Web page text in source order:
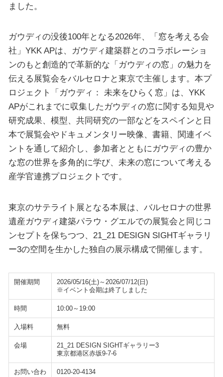
ました。
ガウディの没後100年となる2026年、「窓を考える会
社」YKK APは、ガウディ建築群とのコラボレーショ
ンのもと創造的で革新的な「ガウディの窓」の魅力を
伝える展覧会をバルセロナと東京で主催します。本プ
ロジェクト「ガウディ： 未来をひらく窓」は、YKK
APがこれまでに収集したガウディの窓に関する知見や
研究成果、模型、共同研究の一部などをスペインと日
本で展覧会やドキュメンタリー映像、書籍、関連イベ
ントを通して紹介し、参加者とともにガウディの豊か
な窓の世界を多角的に学び、未来の窓について考える
産学官連携プロジェクトです。
東京のサテライト展となる本展は、バルセロナの世界
遺産ガウディ建築パラウ・グエルでの展覧会と同じコ
ンセプトを保ちつつ、21_21 DESIGN SIGHTギャラリ
ー3の空間を生かした独自の展示構成で開催します。
開催期間
2026/05/16(土)～2026/07/12(日)
※イベント会期は終了しました
時間 10:00～19:00
入場料 無料
会場
21_21 DESIGN SIGHTギャラリー3
東京都港区赤坂9-7-6
お問い合わ
0120-20-4134